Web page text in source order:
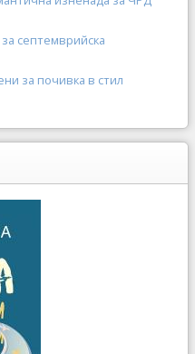
септемврийска
за почивка в стил